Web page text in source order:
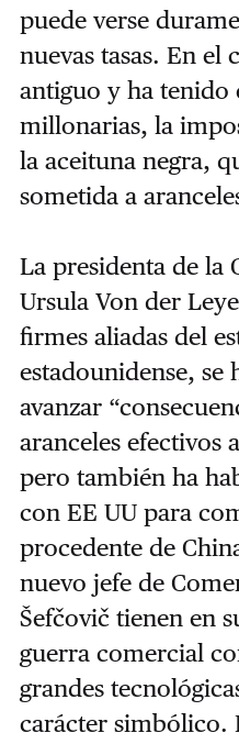
puede verse
nuevas tasas. En el
antiguo y ha tenido
millonarias, la
la aceituna negra,
sometida a
La presidenta de la
Ursula Von der
firmes aliadas del
estadounidense, se
avanzar
aranceles efectivos
pero también ha
con EE UU para
procedente de
nuevo jefe de
Šefčovič tienen en
guerra comercial
grandes
carácter simbólico.